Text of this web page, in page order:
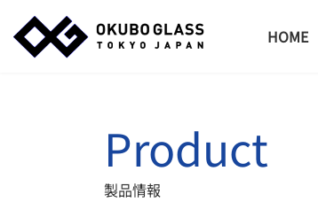
HOME
製品情報
Product